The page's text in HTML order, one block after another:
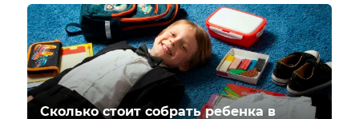
Сколько стоит собрать ребенка в